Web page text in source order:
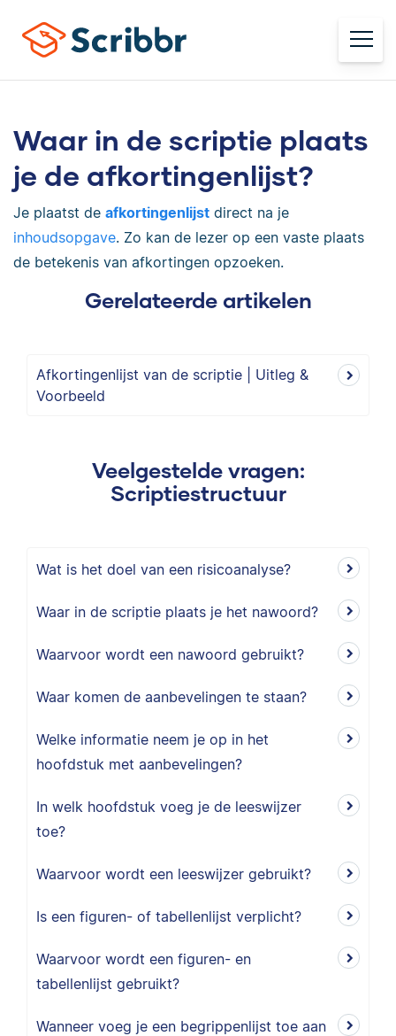
Waar in de scriptie plaats
je de afkortingenlijst?
Je plaatst de afkortingenlijst direct na je
inhoudsopgave. Zo kan de lezer op een vaste plaats
de betekenis van afkortingen opzoeken.
Gerelateerde artikelen
Afkortingenlijst van de scriptie | Uitleg &
Voorbeeld
Veelgestelde vragen:
Scriptiestructuur
Wat is het doel van een risicoanalyse?
Waar in de scriptie plaats je het nawoord?
Waarvoor wordt een nawoord gebruikt?
Waar komen de aanbevelingen te staan?
Welke informatie neem je op in het
hoofdstuk met aanbevelingen?
In welk hoofdstuk voeg je de leeswijzer
toe?
Waarvoor wordt een leeswijzer gebruikt?
Is een figuren- of tabellenlijst verplicht?
Waarvoor wordt een figuren- en
tabellenlijst gebruikt?
Wanneer voeg je een begrippenlijst toe aan